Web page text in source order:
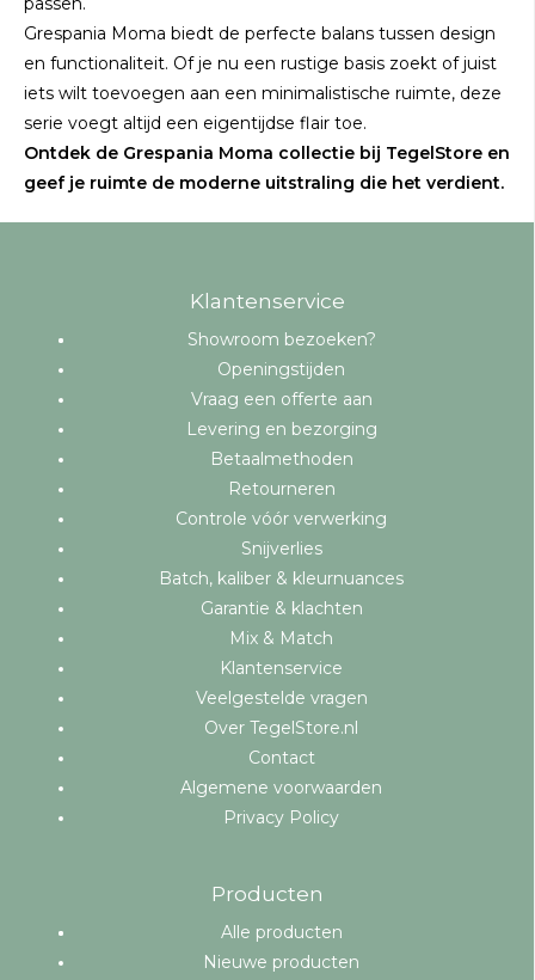
Grespania Moma biedt de perfecte balans tussen design
en functionaliteit. Of je nu een rustige basis zoekt of juist
iets wilt toevoegen aan een minimalistische ruimte, deze
serie voegt altijd een eigentijdse flair toe.
Ontdek de Grespania Moma collectie bij TegelStore en
geef je ruimte de moderne uitstraling die het verdient.
Klantenservice
Showroom bezoeken?
Openingstijden
Vraag een offerte aan
Levering en bezorging
Betaalmethoden
Retourneren
Controle vóór verwerking
Snijverlies
Batch, kaliber & kleurnuances
Garantie & klachten
Mix & Match
Klantenservice
Veelgestelde vragen
Over TegelStore.nl
Contact
Algemene voorwaarden
Privacy Policy
Producten
Alle producten
Nieuwe producten